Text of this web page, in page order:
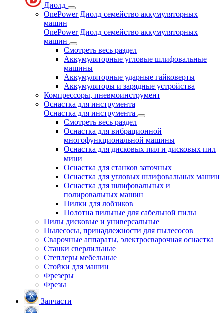
Диолд
OnePower Диолд семейство аккумуляторных
машин
OnePower Диолд семейство аккумуляторных
машин
Смотреть весь раздел
Аккумуляторные угловые шлифовальные
машины
Аккумуляторные ударные гайковерты
Аккумуляторы и зарядные устройства
Компрессоры, пневмоинструмент
Оснастка для инструмента
Оснастка для инструмента
Смотреть весь раздел
Оснастка для вибрационной
многофункциональной машины
Оснастка для дисковых пил и дисковых пил
мини
Оснастка для станков заточных
Оснастка для угловых шлифовальных машин
Оснастка для шлифовальных и
полировальных машин
Пилки для лобзиков
Полотна пильные для сабельной пилы
Пилы дисковые и универсальные
Пылесосы, принадлежности для пылесосов
Сварочные аппараты, электросварочная оснастка
Станки сверлильные
Степлеры мебельные
Стойки для машин
Фрезеры
Фрезы
Запчасти